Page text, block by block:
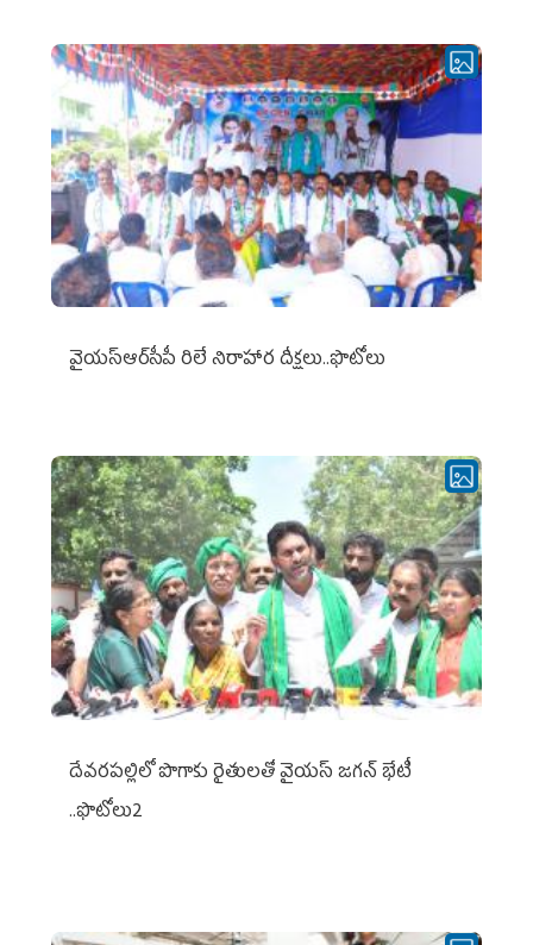
వైయ‌స్ఆర్‌సీపీ రిలే నిరాహార దీక్షలు..ఫొటోలు
దేవరపల్లిలో పొగాకు రైతులతో వైయస్ జగన్ భేటీ
..ఫొటోలు2